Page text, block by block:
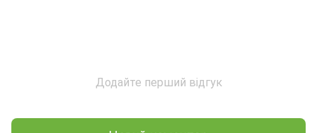
Додайте перший відгук